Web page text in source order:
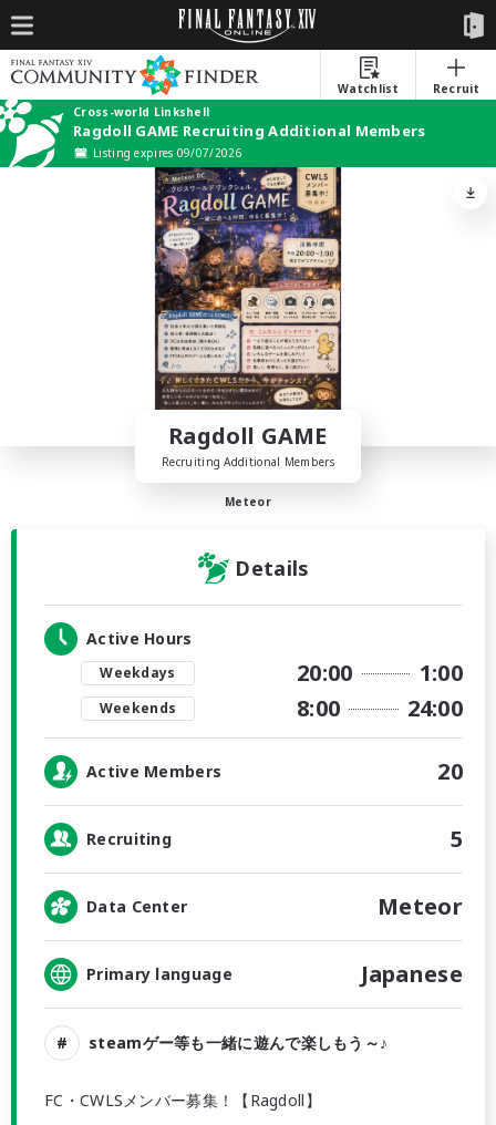
Watchlist
Recruit
Cross-world Linkshell
Ragdoll GAME Recruiting Additional Members
Listing expires 09/07/2026
Ragdoll GAME
Recruiting Additional Members
Meteor
Details
Active Hours
Weekdays 20:00 1:00
Weekends 8:00 24:00
Active Members 20
Recruiting 5
Data Center Meteor
Primary language Japanese
steamゲー等も一緒に遊んで楽しもう～♪
FC・CWLSメンバー募集！【Ragdoll】